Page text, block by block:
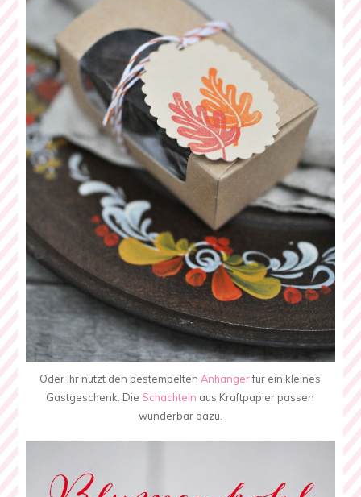
Oder Ihr nutzt den bestempeltenAnhängerfür ein kleines
Gastgeschenk. Die Schachteln aus Kraftpapier passen
wunderbar dazu.